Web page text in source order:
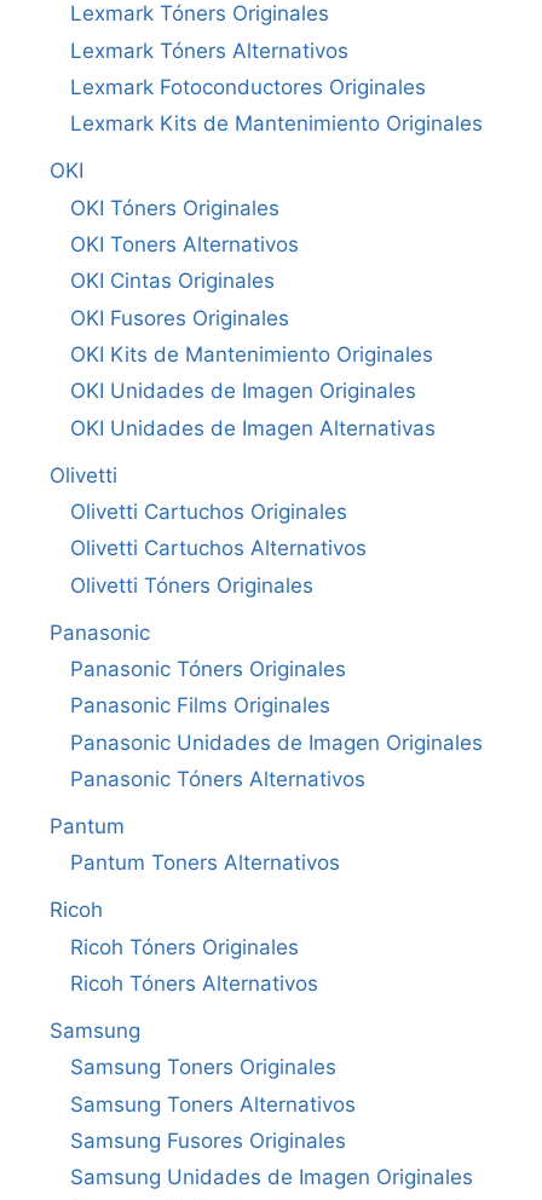
Lexmark Tóners Originales
Lexmark Tóners Alternativos
Lexmark Fotoconductores Originales
Lexmark Kits de Mantenimiento Originales
OKI
OKI Tóners Originales
OKI Toners Alternativos
OKI Cintas Originales
OKI Fusores Originales
OKI Kits de Mantenimiento Originales
OKI Unidades de Imagen Originales
OKI Unidades de Imagen Alternativas
Olivetti
Olivetti Cartuchos Originales
Olivetti Cartuchos Alternativos
Olivetti Tóners Originales
Panasonic
Panasonic Tóners Originales
Panasonic Films Originales
Panasonic Unidades de Imagen Originales
Panasonic Tóners Alternativos
Pantum
Pantum Toners Alternativos
Ricoh
Ricoh Tóners Originales
Ricoh Tóners Alternativos
Samsung
Samsung Toners Originales
Samsung Toners Alternativos
Samsung Fusores Originales
Samsung Unidades de Imagen Originales